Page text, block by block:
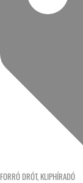
FORRÓ DRÓT, KLIPHÍRADÓ